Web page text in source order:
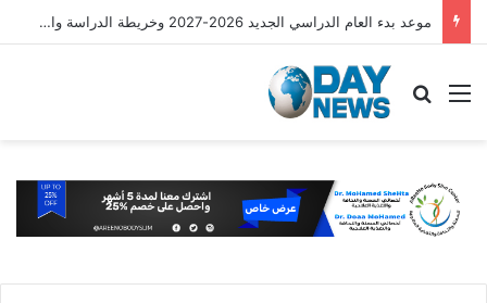
موعد بدء العام الدراسي الجديد 2026-2027 وخريطة الدراسة والامتحانات
القائمة بحث عن